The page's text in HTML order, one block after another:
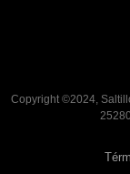
Copyright ©2024,